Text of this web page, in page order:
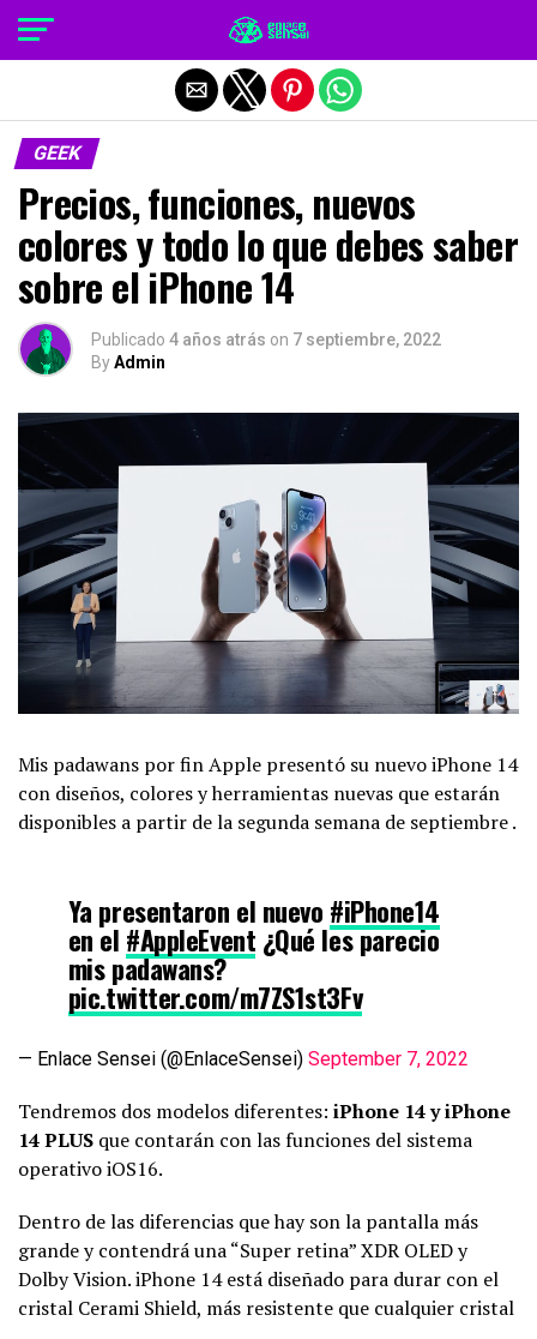
GEEK
Precios, funciones, nuevos
colores y todo lo que debes saber
sobre el iPhone 14
Publicado 4 años atrás on 7 septiembre, 2022
ByAdmin
Mis padawans por fin Apple presentó su nuevo iPhone 14
con diseños, colores y herramientas nuevas que estarán
disponibles a partir de la segunda semana de septiembre .
Ya presentaron el nuevo #iPhone14
en el #AppleEvent ¿Qué les parecio
mis padawans?
pic.twitter.com/m7ZS1st3Fv
— Enlace Sensei (@EnlaceSensei) September 7, 2022
Tendremos dos modelos diferentes: iPhone 14 y iPhone
14 PLUS que contarán con las funciones del sistema
operativo iOS16.
Dentro de las diferencias que hay son la pantalla más
grande y contendrá una “Super retina” XDR OLED y
Dolby Vision. iPhone 14 está diseñado para durar con el
cristal Cerami Shield, más resistente que cualquier cristal
Salir de la versión móvil